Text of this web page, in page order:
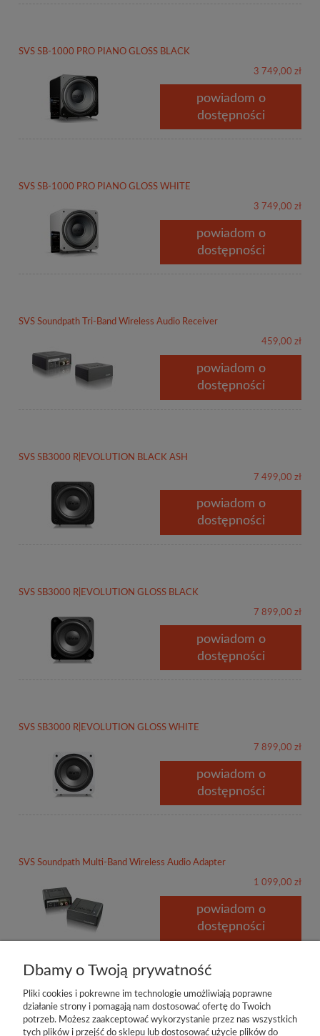
SVS SB-1000 PRO PIANO GLOSS BLACK
3 749,00 zł
powiadom o
dostępności
SVS SB-1000 PRO PIANO GLOSS WHITE
3 749,00 zł
powiadom o
dostępności
SVS Soundpath Tri-Band Wireless Audio Receiver
459,00 zł
powiadom o
dostępności
SVS SB3000 R|EVOLUTION BLACK ASH
7 499,00 zł
powiadom o
dostępności
SVS SB3000 R|EVOLUTION GLOSS BLACK
7 899,00 zł
powiadom o
dostępności
SVS SB3000 R|EVOLUTION GLOSS WHITE
7 899,00 zł
powiadom o
dostępności
SVS Soundpath Multi-Band Wireless Audio Adapter
1 099,00 zł
powiadom o
dostępności
Dbamy o Twoją prywatność
Pliki cookies i pokrewne im technologie umożliwiają poprawne
działanie strony i pomagają nam dostosować ofertę do Twoich
potrzeb. Możesz zaakceptować wykorzystanie przez nas wszystkich
tych plików i przejść do sklepu lub dostosować użycie plików do